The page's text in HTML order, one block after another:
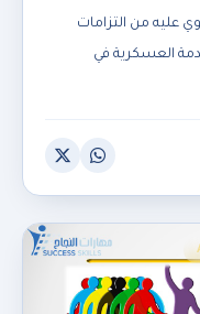
عليه من التزامات
العسكرية في